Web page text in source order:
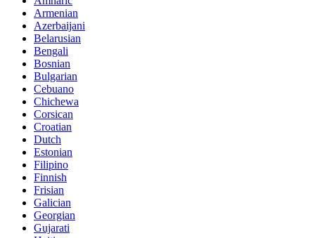
Armenian
Azerbaijani
Belarusian
Bengali
Bosnian
Bulgarian
Cebuano
Chichewa
Corsican
Croatian
Dutch
Estonian
Filipino
Finnish
Frisian
Galician
Georgian
Gujarati